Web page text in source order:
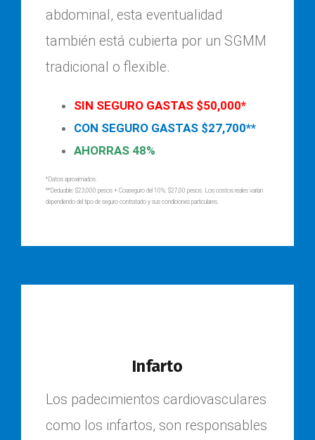
abdominal, esta eventualidad
también está cubierta por un SGMM
tradicional o flexible.
SIN SEGURO GASTAS $50,000*
CON SEGURO GASTAS $27,700**
AHORRAS 48%
*Datos aproximados.
**Deducible: $23,000 pesos + Coaseguro del 10%: $27,00 pesos. Los costos reales varían
dependiendo del tipo de seguro contratado y sus condiciones particulares.
Infarto
Los padecimientos cardiovasculares
como los infartos, son responsables